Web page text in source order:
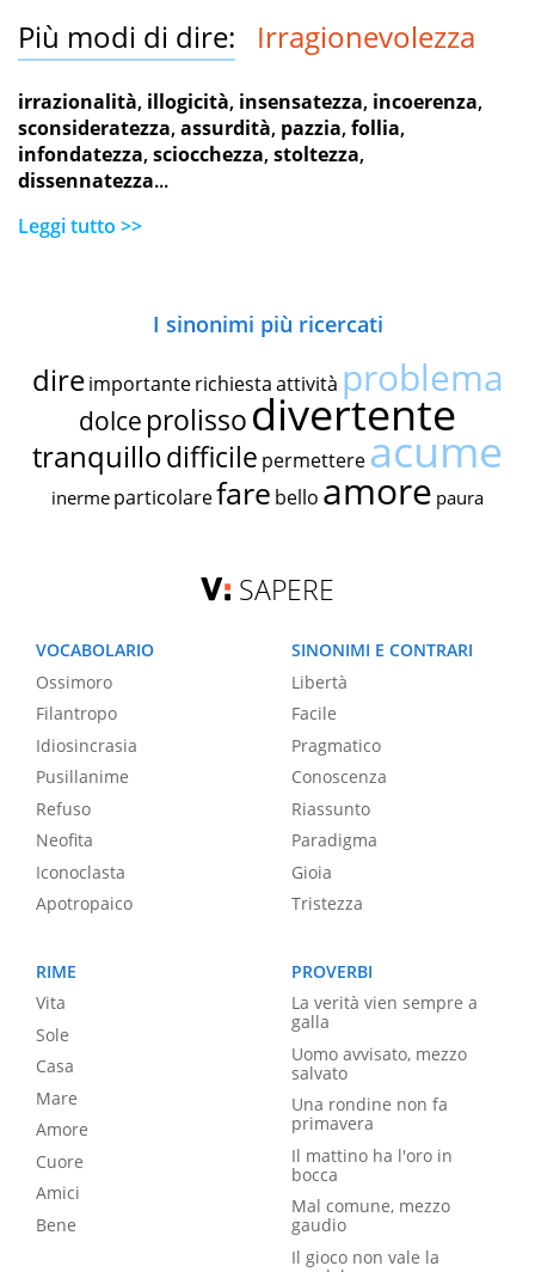
Più modi di dire: Irragionevolezza
irrazionalità, illogicità, insensatezza, incoerenza,
sconsideratezza,assurdità, pazzia,follia,
infondatezza,sciocchezza,stoltezza,
dissennatezza...
Leggi tutto >>
I sinonimi più ricercati
dire importante richiestaattività problema
dolce prolissodivertente
tranquillodifficile permettereacume
inerme particolarefare bello amore paura
SAPERE
VOCABOLARIO
Ossimoro
Filantropo
Idiosincrasia
Pusillanime
Refuso
Neofita
Iconoclasta
Apotropaico
SINONIMI E CONTRARI
Libertà
Facile
Pragmatico
Conoscenza
Riassunto
Paradigma
Gioia
Tristezza
RIME
Vita
Sole
Casa
Mare
Amore
Cuore
Amici
Bene
PROVERBI
La verità vien sempre a
galla
Uomo avvisato, mezzo
salvato
Una rondine non fa
primavera
Il mattino ha l'oro in
bocca
Mal comune, mezzo
gaudio
Il gioco non vale la